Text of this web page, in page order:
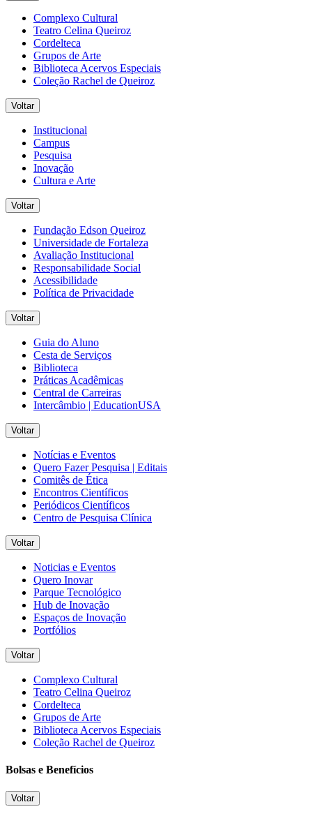
Complexo Cultural
Teatro Celina Queiroz
Cordelteca
Grupos de Arte
Biblioteca Acervos Especiais
Coleção Rachel de Queiroz
Voltar
Institucional
Campus
Pesquisa
Inovação
Cultura e Arte
Voltar
Fundação Edson Queiroz
Universidade de Fortaleza
Avaliação Institucional
Responsabilidade Social
Acessibilidade
Política de Privacidade
Voltar
Guia do Aluno
Cesta de Serviços
Biblioteca
Práticas Acadêmicas
Central de Carreiras
Intercâmbio | EducationUSA
Voltar
Notícias e Eventos
Quero Fazer Pesquisa | Editais
Comitês de Ética
Encontros Científicos
Periódicos Científicos
Centro de Pesquisa Clínica
Voltar
Noticias e Eventos
Quero Inovar
Parque Tecnológico
Hub de Inovação
Espaços de Inovação
Portfólios
Voltar
Complexo Cultural
Teatro Celina Queiroz
Cordelteca
Grupos de Arte
Biblioteca Acervos Especiais
Coleção Rachel de Queiroz
Bolsas e Benefícios
Voltar